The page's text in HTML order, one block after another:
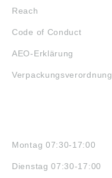
Reach
Code of Conduct
AEO-Erklärung
Verpackungsverordnung
Montag 07:30-17:00
Dienstag 07:30-17:00